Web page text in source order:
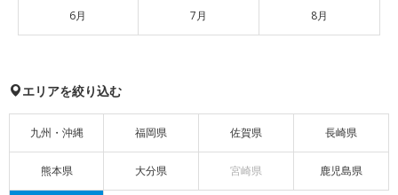
6月 7月 8月
エリアを絞り込む
九州・沖縄 福岡県 佐賀県 長崎県
熊本県 大分県 宮崎県 鹿児島県